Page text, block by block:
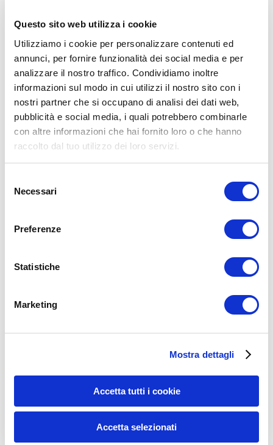
Questo sito web utilizza i cookie
Utilizziamo i cookie per personalizzare contenuti ed
annunci, per fornire funzionalità dei social media e per
analizzare il nostro traffico. Condividiamo inoltre
informazioni sul modo in cui utilizzi il nostro sito con i
nostri partner che si occupano di analisi dei dati web,
pubblicità e social media, i quali potrebbero combinarle
con altre informazioni che hai fornito loro o che hanno
raccolto dal tuo utilizzo dei loro servizi.
delNecessari
Preferenze
Statistiche
Marketing
Mostra dettagli
Accetta tutti i cookie
Accetta selezionati
Avvertenze: le informazioni contenute in questi video non intendono
sostituirsi in nessun modo a parere medico o di altri specialisti.
L’autore declina ogni responsabilità di effetti o di conseguenze
risultanti dall’uso di tali informazioni e dalla loro messa in pratica.
L’allenamento con sovraccarichi, a corpo libero, con i kettlebell, con
il trx, e con altri attrezzi può causare infortuni, si consiglia pertanto
di prestare la massima attenzione e di eseguire esercizi e
metodologie adatte al proprio livello di forma. Consultare il proprio
medico di fiducia prima di intraprendere qualsiasi forma di attività
fisica o regime alimentare.
Condividi:
alimentazionecibo
Nome*